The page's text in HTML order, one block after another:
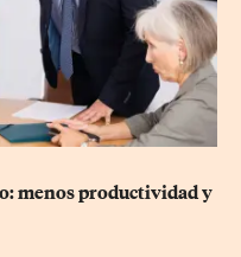
menos productividad y